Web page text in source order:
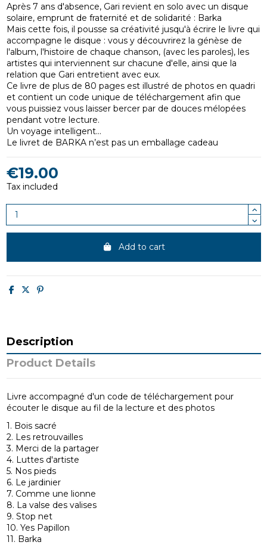
Après 7 ans d'absence, Gari revient en solo avec un disque
solaire, emprunt de fraternité et de solidarité : Barka
Mais cette fois, il pousse sa créativité jusqu'à écrire le livre qui
accompagne le disque : vous y découvrirez la génèse de
l'album, l'histoire de chaque chanson, (avec les paroles), les
artistes qui interviennent sur chacune d'elle, ainsi que la
relation que Gari entretient avec eux.
Ce livre de plus de 80 pages est illustré de photos en quadri
et contient un code unique de téléchargement afin que
vous puissiez vous laisser bercer par de douces mélopées
pendant votre lecture.
Un voyage intelligent...
Le livret de BARKA n’est pas un emballage cadeau
€19.00
Tax included
Add to cart
Description
Product Details
Livre accompagné d'un code de téléchargement pour
écouter le disque au fil de la lecture et des photos
1. Bois sacré
2. Les retrouvailles
3. Merci de la partager
4. Luttes d'artiste
5. Nos pieds
6. Le jardinier
7. Comme une lionne
8. La valse des valises
9. Stop net
10. Yes Papillon
11. Barka